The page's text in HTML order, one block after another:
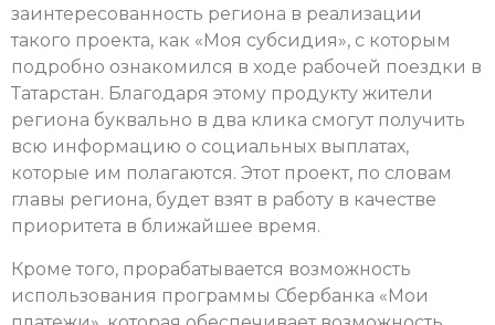
заинтересованность региона в реализации
такого проекта, как «Моя субсидия», с которым
подробно ознакомился в ходе рабочей поездки в
Татарстан. Благодаря этому продукту жители
региона буквально в два клика смогут получить
всю информацию о социальных выплатах,
которые им полагаются. Этот проект, по словам
главы региона, будет взят в работу в качестве
приоритета в ближайшее время.
Кроме того, прорабатывается возможность
использования программы Сбербанка «Мои